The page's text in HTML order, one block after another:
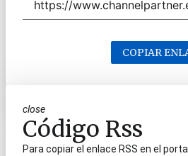
COPIAR
close
Código Rss
Para copiar el enlace RSS en el